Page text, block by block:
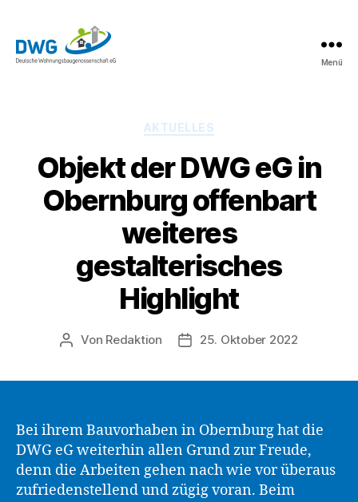
Menü
Kategorien
AKTUELLES
Objekt der DWG eG in
Obernburg offenbart
weiteres
gestalterisches
Highlight
Beitragsautor
Von Redaktion Beitragsdatum
25. Oktober 2022
Bei ihrem Bauvorhaben in Obernburg hat die
DWG eG weiterhin allen Grund zur Freude,
denn die Arbeiten gehen nach wie vor überaus
zufriedenstellend und zügig voran. Beim